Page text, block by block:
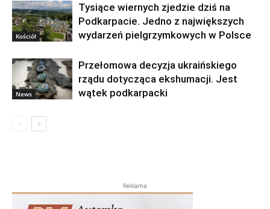
Kościół
Tysiące wiernych zjedzie dziś na
Podkarpacie. Jedno z największych
wydarzeń pielgrzymkowych w Polsce
News
Przełomowa decyzja ukraińskiego
rządu dotycząca ekshumacji. Jest
wątek podkarpacki
Reklama